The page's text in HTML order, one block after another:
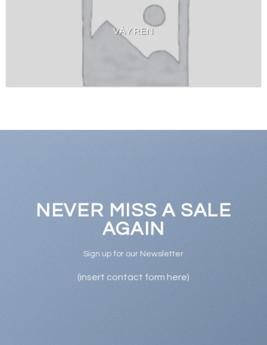
VÁY REN
NEVER MISS A SALE
AGAIN
Sign up for our Newsletter
(insert contact form here)